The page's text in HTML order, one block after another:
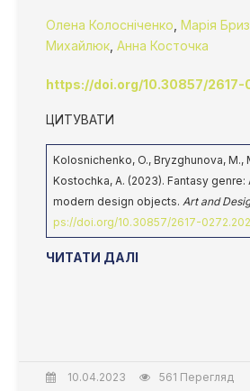
Олена Колосніченко Марія
Михайлюк Анна Косточка
https://doi.org/10.30857/2617-
ЦИТУВАТИ
Kolosnichenko, O., Bryzghunova, M.,
Kostochka, A. (2023). Fantasy
modern design objects. Art and
ps://doi.org/10.30857/2617-
ЧИТАТИ ДАЛІ
10.04.2023
561 Перегляд